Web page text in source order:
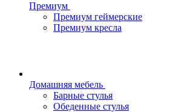
Премиум
Премиум геймерские
Премиум кресла
Домашняя мебель
Барные стулья
Обеденные стулья